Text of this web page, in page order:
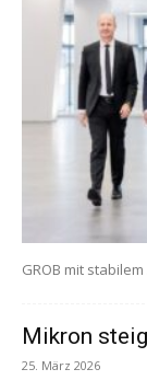
GROB mit
Mikron
25. März 2026